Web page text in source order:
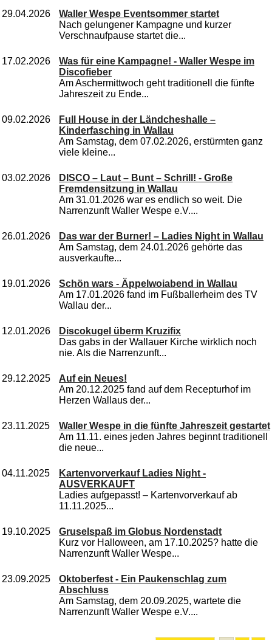
29.04.2026
Waller Wespe Eventsommer startet
Nach gelungener Kampagne und kurzer
Verschnaufpause startet die...
17.02.2026
Was für eine Kampagne! - Waller Wespe im
Discofieber
Am Aschermittwoch geht traditionell die fünfte
Jahreszeit zu Ende...
09.02.2026
Full House in der Ländcheshalle –
Kinderfasching in Wallau
Am Samstag, dem 07.02.2026, erstürmten ganz
viele kleine...
03.02.2026
DISCO – Laut – Bunt – Schrill! - Große
Fremdensitzung in Wallau
Am 31.01.2026 war es endlich so weit. Die
Narrenzunft Waller Wespe e.V....
26.01.2026
Das war der Burner! – Ladies Night in Wallau
Am Samstag, dem 24.01.2026 gehörte das
ausverkaufte...
19.01.2026
Schön wars - Äppelwoiabend in Wallau
Am 17.01.2026 fand im Fußballerheim des TV
Wallau der...
12.01.2026
Discokugel überm Kruzifix
Das gabs in der Wallauer Kirche wirklich noch
nie. Als die Narrenzunft...
29.12.2025
Auf ein Neues!
Am 20.12.2025 fand auf dem Recepturhof im
Herzen Wallaus der...
23.11.2025
Waller Wespe in die fünfte Jahreszeit gestartet
Am 11.11. eines jeden Jahres beginnt traditionell
die neue...
04.11.2025
Kartenvorverkauf Ladies Night -
AUSVERKAUFT
Ladies aufgepasst! – Kartenvorverkauf ab
11.11.2025...
19.10.2025
Gruselspaß im Globus Nordenstadt
Kurz vor Halloween, am 17.10.2025? hatte die
Narrenzunft Waller Wespe...
23.09.2025
Oktoberfest - Ein Paukenschlag zum
Abschluss
Am Samstag, dem 20.09.2025, wartete die
Narrenzunft Waller Wespe e.V....